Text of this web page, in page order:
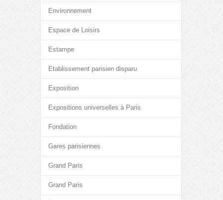
Environnement
Espace de Loisirs
Estampe
Etablissement parisien disparu
Exposition
Expositions universelles à Paris
Fondation
Gares parisiennes
Grand Paris
Grand Paris